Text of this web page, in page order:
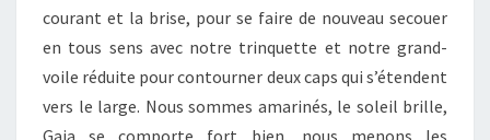
courant et la brise, pour se faire de nouveau secouer
en tous sens avec notre trinquette et notre grand-
voile réduite pour contourner deux caps qui s’étendent
vers le large. Nous sommes amarinés, le soleil brille,
Gaia se comporte fort bien, nous menons les